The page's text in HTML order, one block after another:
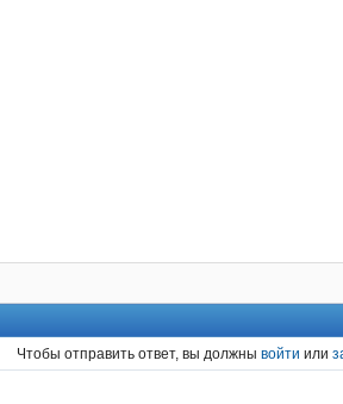
)
Чтобы отправить ответ, вы должны войти или